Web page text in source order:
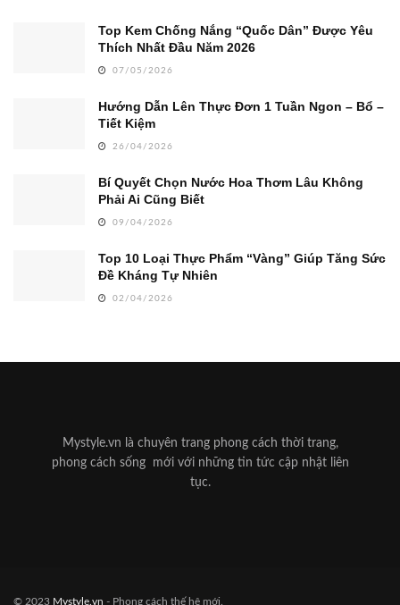
Top Kem Chống Nắng “Quốc Dân” Được Yêu
Thích Nhất Đầu Năm 2026
07/05/2026
Hướng Dẫn Lên Thực Đơn 1 Tuần Ngon – Bổ –
Tiết Kiệm
26/04/2026
Bí Quyết Chọn Nước Hoa Thơm Lâu Không
Phải Ai Cũng Biết
09/04/2026
Top 10 Loại Thực Phẩm “Vàng” Giúp Tăng Sức
Đề Kháng Tự Nhiên
02/04/2026
Mystyle.vn là chuyên trang phong cách thời trang,
phong cách sống mới với những tin tức cập nhật liên
tục.
© 2023 Mystyle.vn - Phong cách thế hệ mới.